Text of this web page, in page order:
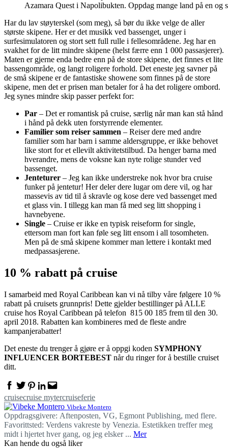
Azamara Quest i Napolibukten. Oppdag mange land på en og
Har du lav støyterskel (som meg), så bør du ikke velge de aller
største skipene. Her er det musikk ved bassenget, unger i
surfesimulatoren og stort sett full rulle i fellesområdene. Jeg har en
svakhet for de litt mindre skipene (helst færre enn 1 000 passasjerer).
Maten er gjerne enda bedre enn på de store skipene, det finnes et lite
bassengområde, og langt roligere forhold. Det eneste jeg savner på
de små skipene er de fantastiske showene som finnes på de store
skipene, men det er prisen man betaler for å ha det roligere ombord.
Jeg synes mindre skip passer perfekt for:
Par – Det er romantisk på cruise, særlig når man kan stå hånd
i hånd på dekk uten forstyrrende elementer.
Familier som reiser sammen – Reiser dere med andre
familier som har barn i samme aldersgruppe, er ikke behovet
like stort for et ellevilt aktivitetstilbud. Da henger barna med
hverandre, mens de voksne kan nyte rolige stunder ved
bassenget.
Jenteturer – Jeg kan ikke understreke nok hvor bra cruise
funker på jentetur! Her deler dere lugar om dere vil, og har
massevis av tid til å skravle og kose dere ved bassenget med
et glass vin. I tillegg kan man få med seg litt shopping i
havnebyene.
Single – Cruise er ikke en typisk reiseform for single,
ettersom man fort kan føle seg litt ensom i all tosomheten.
Men på de små skipene kommer man lettere i kontakt med
medpassasjerene.
10 % rabatt på cruise
I samarbeid med Royal Caribbean kan vi nå tilby våre følgere 10 %
rabatt på cruisets grunnpris! Dette gjelder bestillinger på ALLE
cruise hos Royal Caribbean på telefon 815 00 185 frem til den 30.
april 2018. Rabatten kan kombineres med de fleste andre
kampanjerabatter!
Det eneste du trenger å gjøre er å oppgi koden SYMPHONY
INFLUENCER BORTEBEST når du ringer for å bestille cruiset
ditt.
Facebook
TwitterPinterest
Linkedin
Email
cruisecruise mytercruiseferie
Vibeke Montero
Oppdragsgivere: Aftenposten, VG, Egmont Publishing, med flere.
Favorittsted: Verdens vakreste by Venezia. Estetikken treffer meg
midt i hjertet hver gang, og jeg elsker ... Mer
Kan hende du også liker